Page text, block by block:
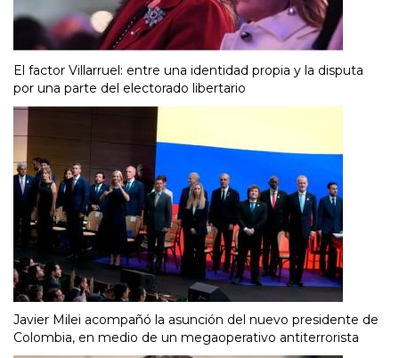
El factor Villarruel: entre una identidad propia y la disputa
por una parte del electorado libertario
Javier Milei acompañó la asunción del nuevo presidente de
Colombia, en medio de un megaoperativo antiterrorista